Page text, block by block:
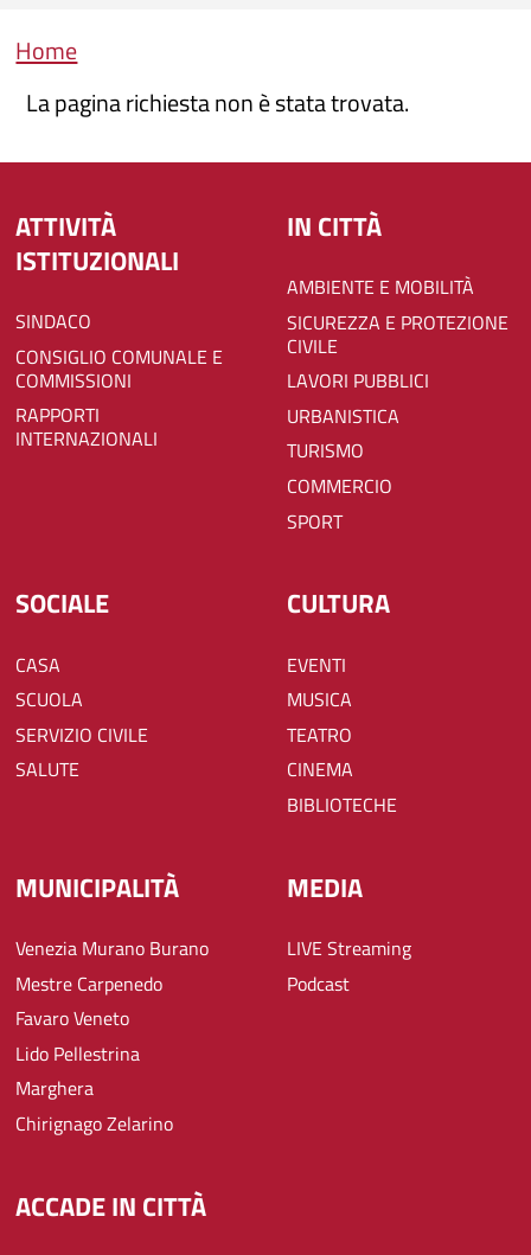
Briciole di pane
Home
La pagina richiesta non è stata trovata.
ATTIVITÀ
ISTITUZIONALI
SINDACO
CONSIGLIO COMUNALE E
COMMISSIONI
RAPPORTI
INTERNAZIONALI
IN CITTÀ
AMBIENTE E MOBILITÀ
SICUREZZA E PROTEZIONE
CIVILE
LAVORI PUBBLICI
URBANISTICA
TURISMO
COMMERCIO
SPORT
SOCIALE
CASA
SCUOLA
SERVIZIO CIVILE
SALUTE
CULTURA
EVENTI
MUSICA
TEATRO
CINEMA
BIBLIOTECHE
MUNICIPALITÀ
Venezia Murano Burano
Mestre Carpenedo
Favaro Veneto
Lido Pellestrina
Marghera
Chirignago Zelarino
MEDIA
LIVE Streaming
Podcast
ACCADE IN CITTÀ